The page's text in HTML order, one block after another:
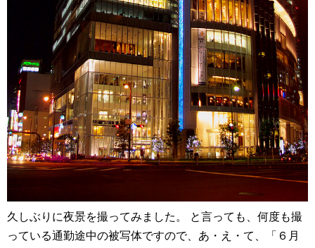
久しぶりに夜景を撮ってみました。 と言っても、何度も撮
っている通勤途中の被写体ですので、あ・え・て、「６月